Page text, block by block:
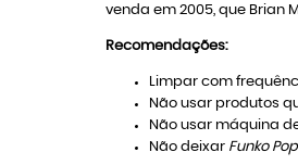
venda em 2005, que Brian
Recomendações:
Limpar com
Não usar produtos
Não usar máquina
Não deixar Funko